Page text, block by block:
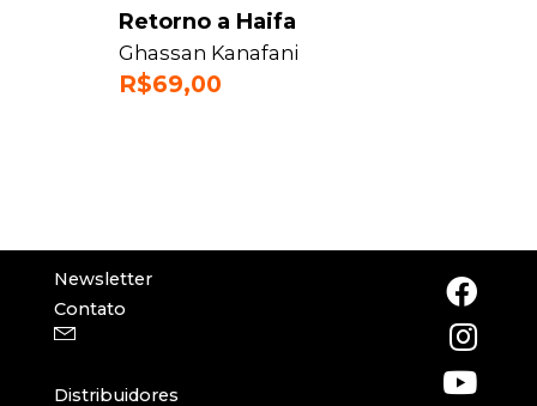
Retorno a Haifa
Ghassan Kanafani
R$69,00
Newsletter
Contato
Distribuidores